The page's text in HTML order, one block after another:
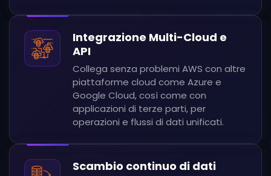
Integrazione Multi-Cloud e
API
Collega senza problemi AWS con altre
piattaforme cloud come Azure e
Google Cloud, così come con
applicazioni di terze parti, per
operazioni e flussi di dati unificati.
Scambio continuo di dati